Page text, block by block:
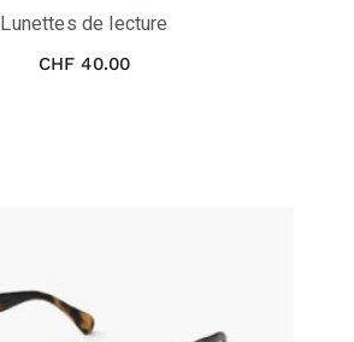
Lunettes de lecture
CHF 40.00